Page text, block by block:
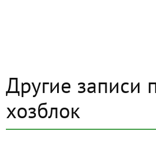
Другие записи
хозблок